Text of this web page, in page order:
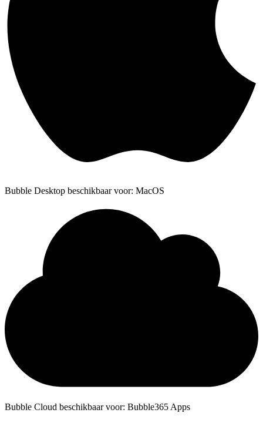
Bubble Desktop beschikbaar voor: MacOS
Bubble Cloud beschikbaar voor: Bubble365 Apps